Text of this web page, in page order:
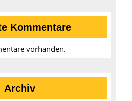
Kommentare
vorhanden.
Archiv